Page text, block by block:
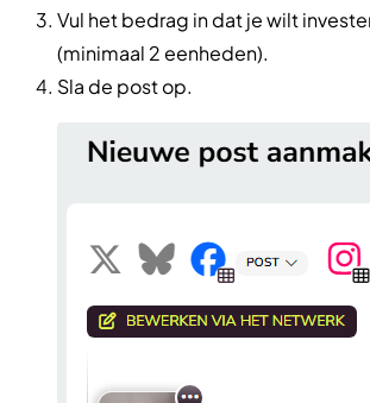
Vul het bedrag in dat je wilt
(minimaal 2 eenheden).
Sla de post op.